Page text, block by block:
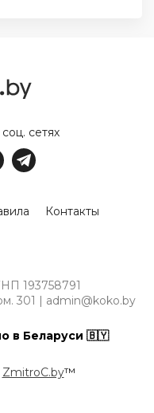
сетях
Контакты
193758791
301 | admin@koko.by
в Беларуси 🇧🇾
ZmitroC.by™